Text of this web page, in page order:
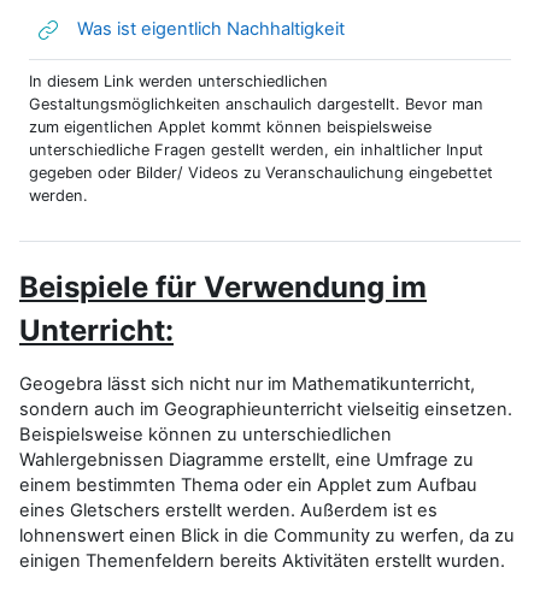
Was ist eigentlich NachhaltigkeitLink/URL
In diesem Link werden unterschiedlichen
Gestaltungsmöglichkeiten anschaulich dargestellt. Bevor man
zum eigentlichen Applet kommt können beispielsweise
unterschiedliche Fragen gestellt werden, ein inhaltlicher Input
gegeben oder Bilder/ Videos zu Veranschaulichung eingebettet
werden.
Beispiele für Verwendung im
Unterricht:
Geogebra lässt sich nicht nur im Mathematikunterricht,
sondern auch im Geographieunterricht vielseitig einsetzen.
Beispielsweise können zu unterschiedlichen
Wahlergebnissen Diagramme erstellt, eine Umfrage zu
einem bestimmten Thema oder ein Applet zum Aufbau
eines Gletschers erstellt werden. Außerdem ist es
lohnenswert einen Blick in die Community zu werfen, da zu
einigen Themenfeldern bereits Aktivitäten erstellt wurden.